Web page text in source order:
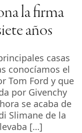
la firma
años
casas
conocíamos el
Tom Ford y que
por Givenchy
se acaba de
Slimane de la
[…]